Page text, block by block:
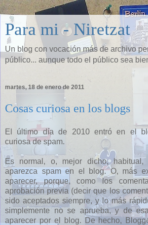
Para mi - Niretzat
Un blog con vocación más de archivo
público... aunque todo el público sea
martes, 18 de enero de 2011
Cosas curiosa en los blogs
El último día de 2010 entró en el
curiosa de spam.
Es normal, o, mejor dicho,
aparezca spam en el blog. O, más
aparecer, porque, como los
aprobación previa (decir que los
sido aceptados siempre, y lo más
simplemente no se aprueba, y de
aparecer por el blog. De hecho,